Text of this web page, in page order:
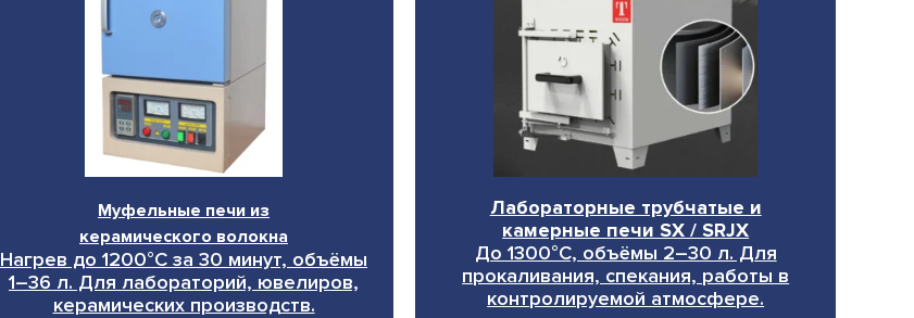
Муфельные печи из
керамического волокна
Нагрев до 1200°C за 30 минут, объёмы
1–36 л. Для лабораторий, ювелиров,
керамических производств.
Лабораторные трубчатые и
камерные печи SX / SRJX
До 1300°C, объёмы 2–30 л. Для
прокаливания, спекания, работы в
контролируемой атмосфере.